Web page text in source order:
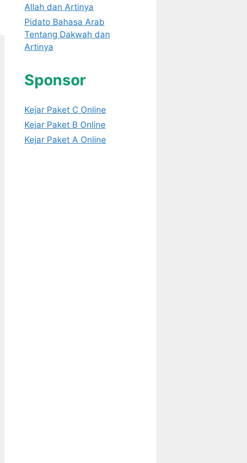
Allah dan Artinya
Pidato Bahasa Arab
Tentang Dakwah dan
Artinya
Sponsor
Kejar Paket C Online
Kejar Paket B Online
Kejar Paket A Online